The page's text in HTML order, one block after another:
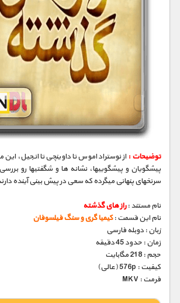
توضیحات :از نوستراداموس تا داوینچی تا انجیل،
پیشگویان و پیشگوییها، نشانه­ ها و شگفتیها رو
سرنخهای پنهانی میگرده که سعی در پیش بینی آینده
نام مستند :راز های گذشته
نام این قسمت :کیمیا گری و سنگ فیلسوفان
زبان : دوبله فارسی
زمان : حدود 45 دقیقه
حجم : 218 مگابایت
کیفیت : 576p (عالی)
فرمت : MKV